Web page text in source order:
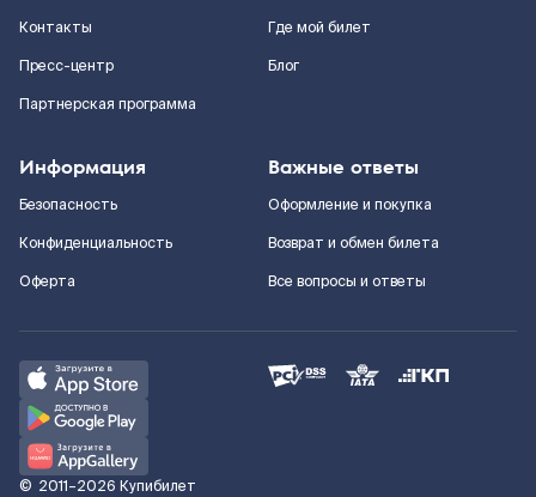
Контакты
Пресс-центр
Партнерская программа
Где мой билет
Блог
Информация
Безопасность
Конфиденциальность
Оферта
Важные ответы
Оформление и покупка
Возврат и обмен билета
Все вопросы и ответы
© 2011–2026 Купибилет